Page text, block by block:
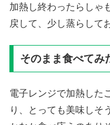
加熱し終わったらしゃ
戻して、少し蒸らして
そのまま食べてみ
電子レンジで加熱した
り、とっても美味しそ